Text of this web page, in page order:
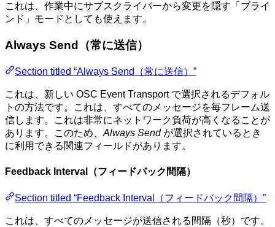
これは、作業中にサブスクライバーから変更を隠す「ブライ
ンド」モードとしても使えます。
Always Send（常に送信）
Section titled “Always Send（常に送信）”
これは、新しい OSC Event Transport で選択されるデフォル
トの方法です。これは、すべてのメッセージを毎フレーム送
信します。これは非常にネットワーク負荷が高くなることが
あります。このため、 Always Sendが選択されているとき
に利用できる関連フィールドがあります。
Feedback Interval（フィードバック間隔）
Section titled “Feedback Interval（フィードバック間隔）”
これは、すべてのメッセージが送信される間隔（秒）です。